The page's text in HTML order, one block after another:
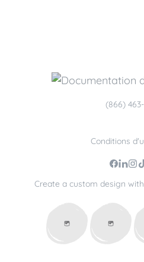
(866)
Conditions
Create a custom design